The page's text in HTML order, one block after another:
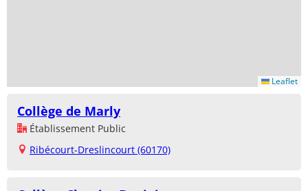
Leaflet
Collège de Marly
Établissement Public
Ribécourt-Dreslincourt (60170)